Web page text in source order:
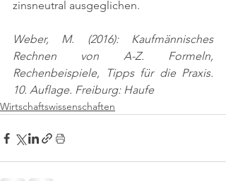
zinsneutral ausgeglichen.
Weber, M. (2016): Kaufmännisches
Rechnen von A-Z. Formeln,
Rechenbeispiele, Tipps für die Praxis.
10. Auflage. Freiburg: Haufe
Wirtschaftswissenschaften